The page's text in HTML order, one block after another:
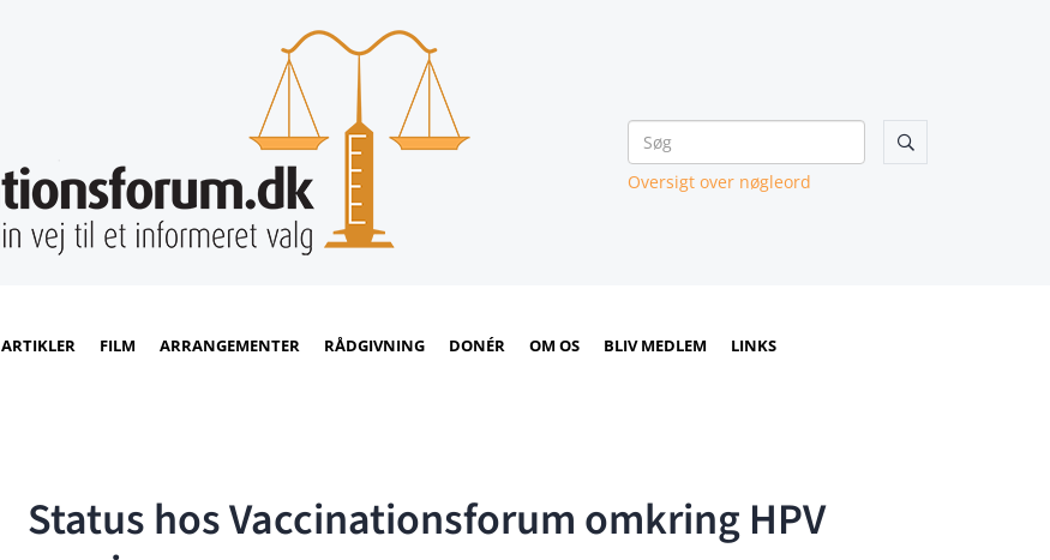

Oversigt over nøgleord
ARTIKLER FILM ARRANGEMENTER RÅDGIVNING DONÉR OM OS BLIV MEDLEM LINKS
Status hos Vaccinationsforum omkring HPV